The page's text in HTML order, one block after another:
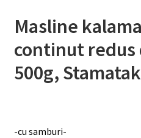
Masline
continut redus
500g,
-cu samburi-